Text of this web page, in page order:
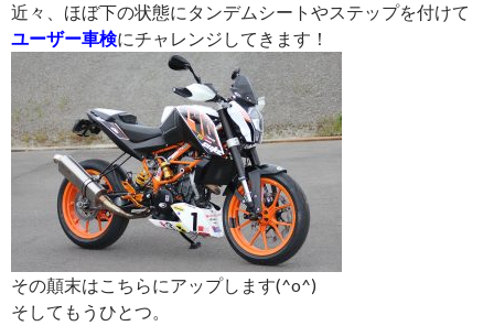
近々、ほぼ下の状態にタンデムシートやステップを付けて
ユーザー車検にチャレンジしてきます！
その顛末はこちらにアップします(^o^)
そしてもうひとつ。